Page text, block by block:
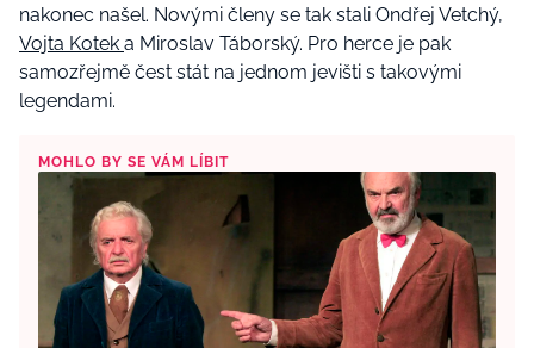
nakonec našel. Novými členy se tak stali Ondřej Vetchý,
Vojta Kotek a Miroslav Táborský. Pro herce je pak
samozřejmě čest stát na jednom jevišti s takovými
legendami.
MOHLO BY SE VÁM LÍBIT